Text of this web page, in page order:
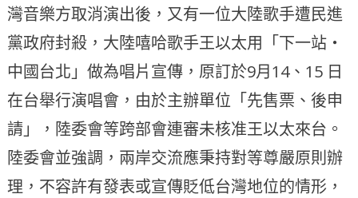
灣音樂方取消演出後，又有一位大陸歌手遭民進
黨政府封殺，大陸嘻哈歌⼿王以太⽤「下⼀站‧
中國台北」做為唱⽚宣傳，原訂於9⽉14、15 ⽇
在台舉⾏演唱會，由於主辦單位「先售票、後申
請」，陸委會等跨部會連審未核准王以太來台。
陸委會並強調，兩岸交流應秉持對等尊嚴原則辦
理，不容許有發表或宣傳貶低台灣地位的情形，